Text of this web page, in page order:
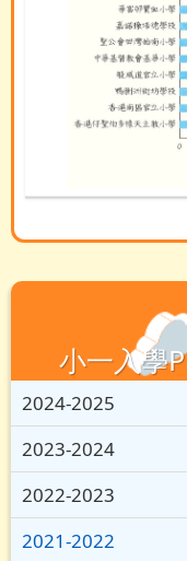
小一入學
2024-2025
2023-2024
2022-2023
2021-2022